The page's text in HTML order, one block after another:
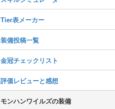
Tier表メーカー
装備投稿一覧
金冠チェックリスト
評価レビューと感想
モンハンワイルズの装備